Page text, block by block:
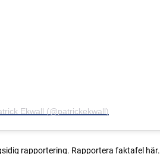
Ekwall (@patrickekwall)
rapportering. Rapportera faktafel här.